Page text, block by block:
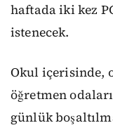
haftada iki kez
istenecek.
Okul içerisinde,
öğretmen
günlük